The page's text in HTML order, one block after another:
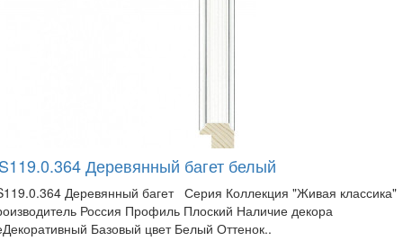
Деревянный багет белый
Деревянный багет Серия Коллекция "Живая классика"
Россия Профиль Плоский Наличие декора
Базовый цвет Белый Оттенок..